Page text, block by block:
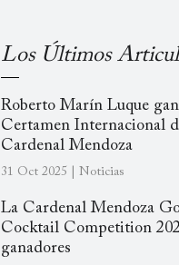
Los Últimos
Roberto Marín Luque
Certamen Internacional
Cardenal Mendoza
31 Oct 2025 | Noticias
La Cardenal Mendoza
Cocktail Competition
ganadores